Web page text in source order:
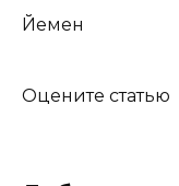
Йемен
Оцените статью